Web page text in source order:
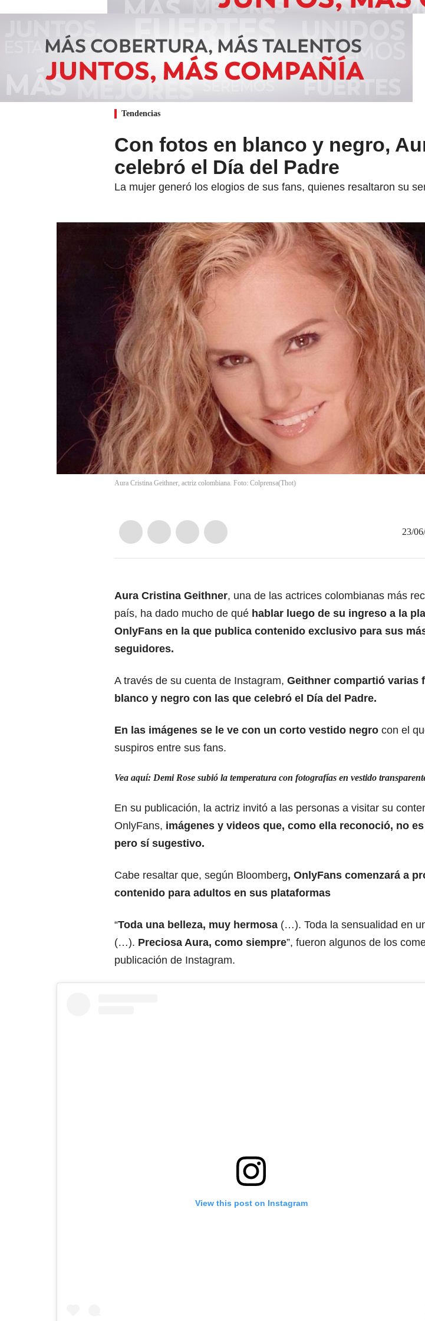
Tendencias
Con fotos en blanco y negro,
celebró el Día del Padre
La mujer generó los elogios de sus fans, quienes resaltaron su
Aura Cristina Geithner, actriz colombiana. Foto: Colprensa(Thot)
23/
Aura Cristina Geithner, una de las actrices colombianas más
país, ha dado mucho de qué hablar luego de su ingreso a la
OnlyFans en la que publica contenido exclusivo para sus
seguidores.
A través de su cuenta de Instagram, Geithner compartió varias
blanco y negro con las que celebró el Día del Padre.
En las imágenes se le ve con un corto vestido negro con el
suspiros entre sus fans.
Vea aquí: Demi Rose subió la temperatura con fotografías en vestido
En su publicación, la actriz invitó a las personas a visitar su
OnlyFans, imágenes y videos que, como ella reconoció, no
pero sí sugestivo.
Cabe resaltar que, según Bloomberg, OnlyFans comenzará a
contenido para adultos en sus plataformas
“Toda una belleza, muy hermosa (…). Toda la sensualidad en
(…). Preciosa Aura, como siempre”, fueron algunos de los
publicación de Instagram.
View this post on Instagram